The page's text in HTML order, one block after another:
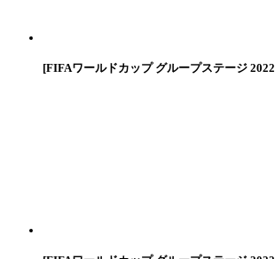
[FIFAワールドカップ グループステージ